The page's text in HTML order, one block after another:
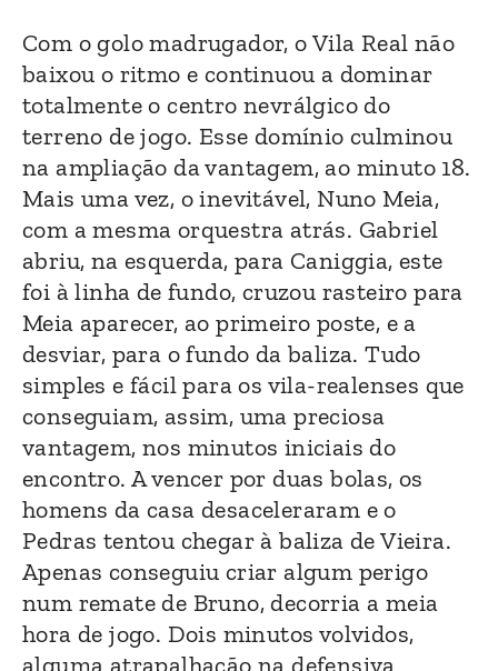
Com o golo madrugador, o Vila Real não
baixou o ritmo e continuou a dominar
totalmente o centro nevrálgico do
terreno de jogo. Esse domínio culminou
na ampliação da vantagem, ao minuto 18.
Mais uma vez, o inevitável, Nuno Meia,
com a mesma orquestra atrás. Gabriel
abriu, na esquerda, para Caniggia, este
foi à linha de fundo, cruzou rasteiro para
Meia aparecer, ao primeiro poste, e a
desviar, para o fundo da baliza. Tudo
simples e fácil para os vila-realenses que
conseguiam, assim, uma preciosa
vantagem, nos minutos iniciais do
encontro. A vencer por duas bolas, os
homens da casa desaceleraram e o
Pedras tentou chegar à baliza de Vieira.
Apenas conseguiu criar algum perigo
num remate de Bruno, decorria a meia
hora de jogo. Dois minutos volvidos,
alguma atrapalhação na defensiva